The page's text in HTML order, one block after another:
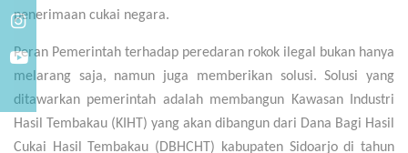
penerimaan cukai negara.
Peran Pemerintah terhadap peredaran rokok ilegal bukan hanya
melarang saja, namun juga memberikan solusi. Solusi yang
ditawarkan pemerintah adalah membangun Kawasan Industri
Hasil Tembakau (KIHT) yang akan dibangun dari Dana Bagi Hasil
Cukai Hasil Tembakau (DBHCHT) kabupaten Sidoarjo di tahun